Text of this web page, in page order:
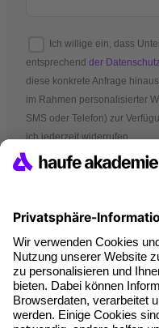
Ich willige ein, dass
entsprechend der
diese konkrete Anfrage
im Rahmen personalisierter
SMS oder Telefon) zur
ich jederzeit widerrufen.
AGB